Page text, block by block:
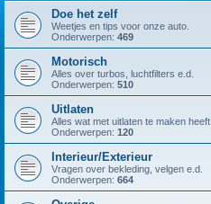
Doe het zelf
Weetjes en tips voor onze auto.
Onderwerpen: 469
Motorisch
Alles over turbos, luchtfilters e.d.
Onderwerpen: 510
Uitlaten
Alles wat met uitlaten te maken heeft.
Onderwerpen: 120
Interieur/Exterieur
Vragen over bekleding, velgen e.d.
Onderwerpen: 664